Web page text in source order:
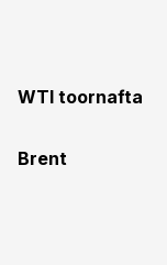
WTI toornafta
Brent